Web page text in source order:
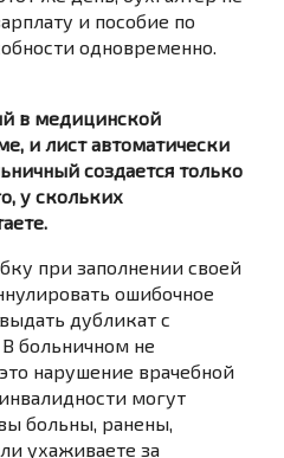
и пособие по
одновременно.
в медицинской
и лист автоматически
создается только
у скольких
при заполнении своей
ошибочное
дубликат с
больничном не
нарушение врачебной
могут
больны, ранены,
ухаживаете за